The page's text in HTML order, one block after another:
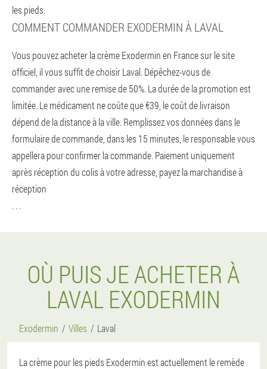
les pieds.
COMMENT COMMANDER EXODERMIN À LAVAL
Vous pouvez acheter la crème Exodermin en France sur le site
officiel, il vous suffit de choisir Laval. Dépêchez-vous de
commander avec une remise de 50%. La durée de la promotion est
limitée. Le médicament ne coûte que €39, le coût de livraison
dépend de la distance à la ville. Remplissez vos données dans le
formulaire de commande, dans les 15 minutes, le responsable vous
appellera pour confirmer la commande. Paiement uniquement
après réception du colis à votre adresse, payez la marchandise à
réception
. . .
OÙ PUIS JE ACHETER À
LAVAL EXODERMIN
Exodermin Villes Laval
La crème pour les pieds Exodermin est actuellement le remède